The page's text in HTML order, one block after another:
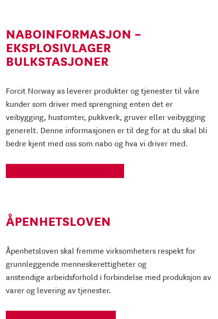
NABOINFORMASJON –
EKSPLOSIVLAGER
BULKSTASJONER
Forcit Norway as leverer produkter og tjenester til våre
kunder som driver med sprengning enten det er
veibygging, hustomter, pukkverk, gruver eller veibygging
generelt. Denne informasjonen er til deg for at du skal bli
bedre kjent med oss som nabo og hva vi driver med.
ÅPENHETSLOVEN
Åpenhetsloven skal fremme virksomheters respekt for
grunnleggende menneskerettigheter og
anstendige arbeidsforhold i forbindelse med produksjon av
varer og levering av tjenester.